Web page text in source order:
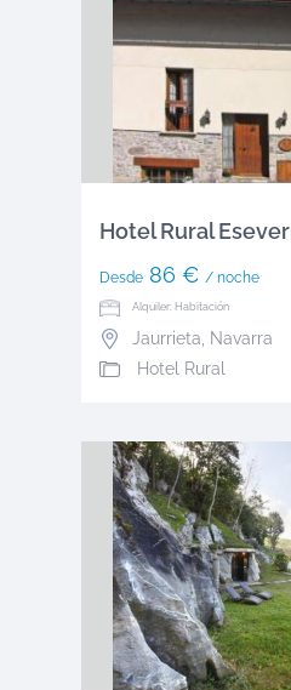
Hotel Rural
Desde86 € / noche
Alquiler: Habitación
Jaurrieta Navarra
Hotel Rural